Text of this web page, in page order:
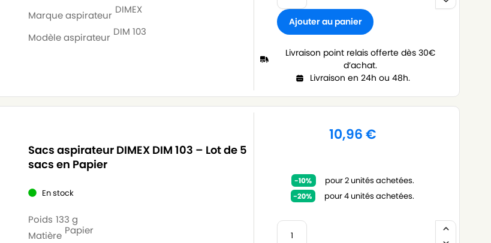
Marque aspirateur DIMEX
Modèle aspirateur DIM 103
Ajouter au panier
Livraison point relais offerte dès 30€
d’achat.
Livraison en 24h ou 48h.
Sacs aspirateur DIMEX DIM 103 – Lot de 5
sacs en Papier
En stock
Poids 133 g
Matière Papier
10,96€
pour 2 unités achetées.
pour 4 unités achetées.